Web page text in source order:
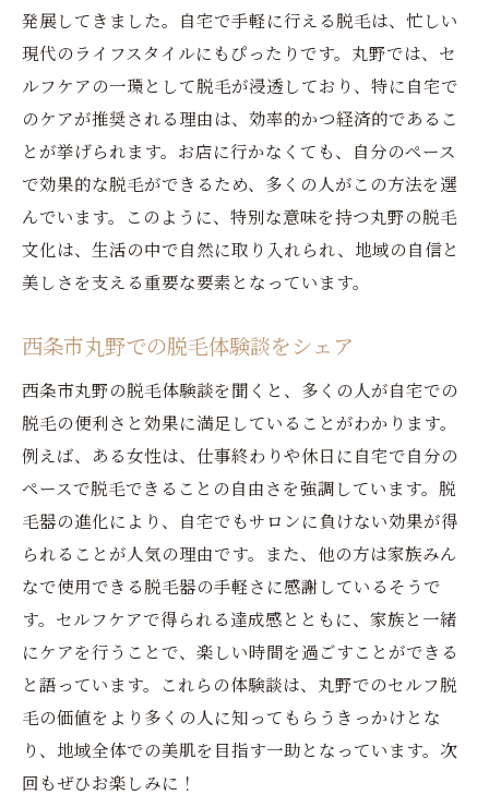
発展してきました。自宅で手軽に行える脱毛は、忙しい
現代のライフスタイルにもぴったりです。丸野では、セ
ルフケアの一環として脱毛が浸透しており、特に自宅で
のケアが推奨される理由は、効率的かつ経済的であるこ
とが挙げられます。お店に行かなくても、自分のペース
で効果的な脱毛ができるため、多くの人がこの方法を選
んでいます。このように、特別な意味を持つ丸野の脱毛
文化は、生活の中で自然に取り入れられ、地域の自信と
美しさを支える重要な要素となっています。
西条市丸野での脱毛体験談をシェア
西条市丸野の脱毛体験談を聞くと、多くの人が自宅での
脱毛の便利さと効果に満足していることがわかります。
例えば、ある女性は、仕事終わりや休日に自宅で自分の
ペースで脱毛できることの自由さを強調しています。脱
毛器の進化により、自宅でもサロンに負けない効果が得
られることが人気の理由です。また、他の方は家族みん
なで使用できる脱毛器の手軽さに感謝しているそうで
す。セルフケアで得られる達成感とともに、家族と一緒
にケアを行うことで、楽しい時間を過ごすことができる
と語っています。これらの体験談は、丸野でのセルフ脱
毛の価値をより多くの人に知ってもらうきっかけとな
り、地域全体での美肌を目指す一助となっています。次
回もぜひお楽しみに！